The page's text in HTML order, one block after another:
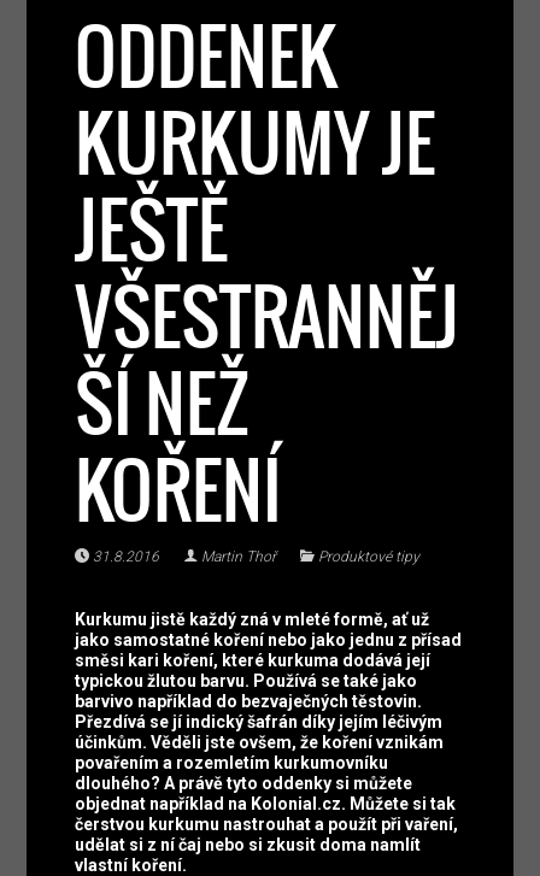
ODDENEK
KURKUMY JE
JEŠTĚ
VŠESTRANNĚJ
ŠÍ NEŽ
KOŘENÍ
31.8.2016 Martin Thoř Produktové tipy
Kurkumu jistě každý zná v mleté formě, ať už
jako samostatné koření nebo jako jednu z přísad
směsi kari koření, které kurkuma dodává její
typickou žlutou barvu. Používá se také jako
barvivo například do bezvaječných těstovin.
Přezdívá se jí indický šafrán díky jejím léčivým
účinkům. Věděli jste ovšem, že koření vznikám
povařením a rozemletím kurkumovníku
dlouhého? A právě tyto oddenky si můžete
objednat například na Kolonial.cz. Můžete si tak
čerstvou kurkumu nastrouhat a použít při vaření,
udělat si z ní čaj nebo si zkusit doma namlít
vlastní koření.